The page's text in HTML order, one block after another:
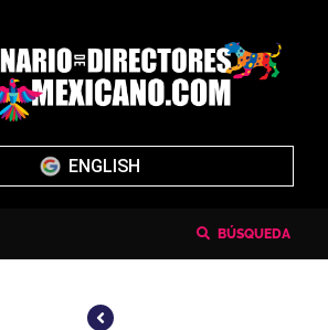
ENGLISH
BÚSQUEDA